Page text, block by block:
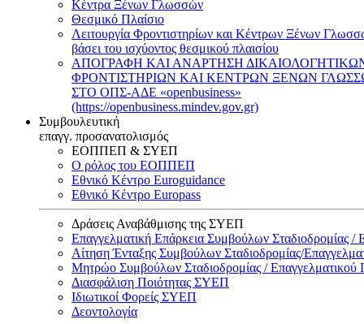
Κέντρα Ξένων Γλωσσών
Θεσμικό Πλαίσιο
Λειτουργία Φροντιστηρίων και Κέντρων Ξένων
βάσει του ισχύοντος θεσμικού πλαισίου
ΑΠΟΓΡΑΦΗ ΚΑΙ ΑΝΑΡΤΗΣΗ
ΦΡΟΝΤΙΣΤΗΡΙΩΝ ΚΑΙ ΚΕΝΤΡΩΝ ΞΕΝΩΝ
ΣΤΟ ΟΠΣ-ΑΔΕ «openbusiness»
(https://openbusiness.mindev.gov.gr)
Συμβουλευτική
επαγγ. προσανατολισμός
ΕΟΠΠΕΠ & ΣΥΕΠ
Ο ρόλος του ΕΟΠΠΕΠ
Εθνικό Κέντρο Euroguidance
Εθνικό Κέντρο Europass
Δράσεις Αναβάθμισης της ΣΥΕΠ
Επαγγελματική Επάρκεια Συμβούλων Σταδιοδρομίας /
Αίτηση Ένταξης Συμβούλων Σταδιοδρομίας/
Μητρώο Συμβούλων Σταδιοδρομίας / Επαγγελματικού
Διασφάλιση Ποιότητας ΣΥΕΠ
Ιδιωτικοί Φορείς ΣΥΕΠ
Δεοντολογία